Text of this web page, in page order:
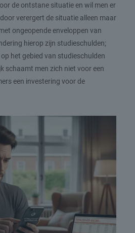
de ontstane situatie en wil men er
verergert de situatie alleen maar
ongeopende enveloppen van
hierop zijn studieschulden;
het gebied van studieschulden
schaamt men zich niet voor een
een investering voor de